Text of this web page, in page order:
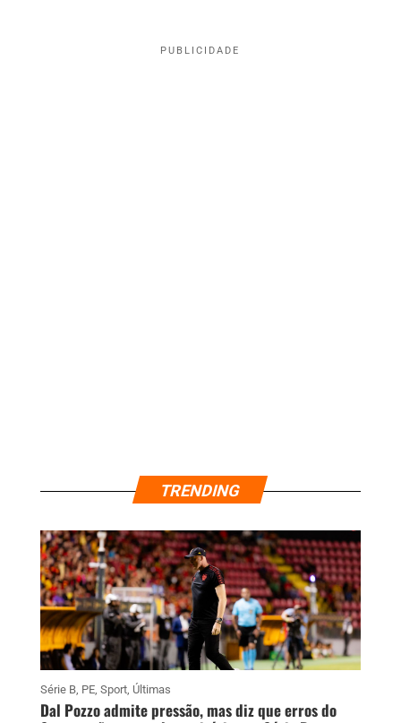
PUBLICIDADE
TRENDING
Série B, PE, Sport, Últimas
Dal Pozzo admite pressão, mas diz que erros do